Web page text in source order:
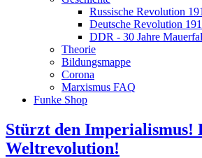
Russische Revolution
Deutsche Revolution
DDR - 30 Jahre
Theorie
Bildungsmappe
Corona
Marxismus FAQ
Funke Shop
Stürzt den
Weltrevolution!